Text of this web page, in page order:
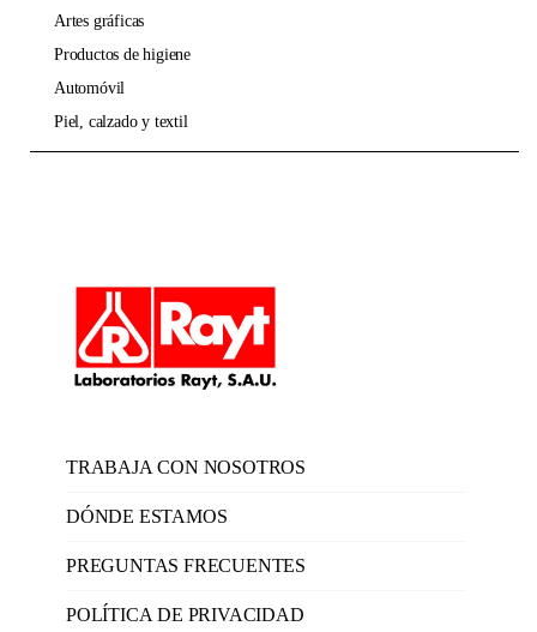
artes gráficas
productos de higiene
automóvil
piel, calzado y textil
TRABAJA CON NOSOTROS
DÓNDE ESTAMOS
PREGUNTAS FRECUENTES
POLÍTICA DE PRIVACIDAD